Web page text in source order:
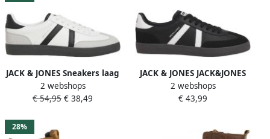
JACK & JONES Sneakers laag
'Mambo' lichtgrijs zwart wit
2 webshops
€ 54,95 € 38,49
JACK & JONES JACK&JONES
JFWMAMBO PU SPECIAL
NOOS Heren Veterschoenen
2 webshops
€ 43,99
28%